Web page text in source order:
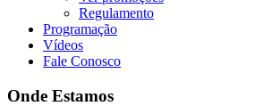
Regulamento
Programação
Vídeos
Fale Conosco
Onde Estamos